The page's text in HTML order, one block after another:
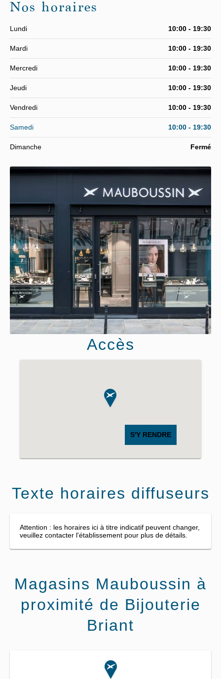
Nos horaires
Lundi 10:00 - 19:30
Mardi 10:00 - 19:30
Mercredi 10:00 - 19:30
Jeudi 10:00 - 19:30
Vendredi 10:00 - 19:30
Samedi 10:00 - 19:30
Dimanche Fermé
Accès
S'Y RENDRE
Texte horaires diffuseurs
Attention : les horaires ici à titre indicatif peuvent changer,
veuillez contacter l'établissement pour plus de détails.
Magasins Mauboussin à
proximité de Bijouterie
Briant